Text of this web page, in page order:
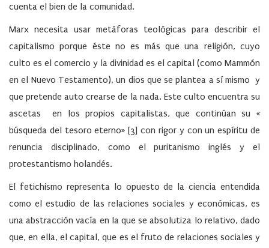
cuenta el bien de la comunidad.
Marx necesita usar metáforas teológicas para describir el
capitalismo porque éste no es más que una religión, cuyo
culto es el comercio y la divinidad es el capital (como Mammón
en el Nuevo Testamento), un dios que se plantea a sí mismo y
que pretende auto crearse de la nada. Este culto encuentra su
ascetas en los propios capitalistas, que continúan su «
búsqueda del tesoro eterno» [3] con rigor y con un espíritu de
renuncia disciplinado, como el puritanismo inglés y el
protestantismo holandés.
El fetichismo representa lo opuesto de la ciencia entendida
como el estudio de las relaciones sociales y económicas, es
una abstracción vacía en la que se absolutiza lo relativo, dado
que, en ella, el capital, que es el fruto de relaciones sociales y